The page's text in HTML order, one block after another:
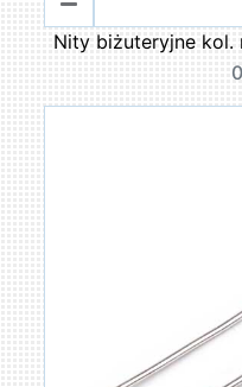
Nity biżuteryjne kol.